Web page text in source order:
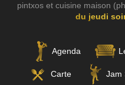
pintxos et cuisine maison
du jeudi
Agenda
Carte Jam